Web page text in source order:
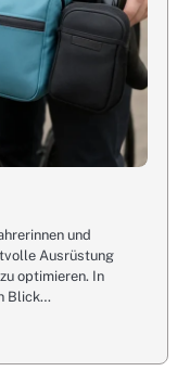
und
Ausrüstung
optimieren. In
Blick…